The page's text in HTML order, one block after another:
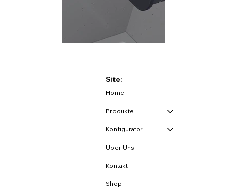
Site:
Home
Produkte
Konfigurator
Über Uns
Kontakt
Shop